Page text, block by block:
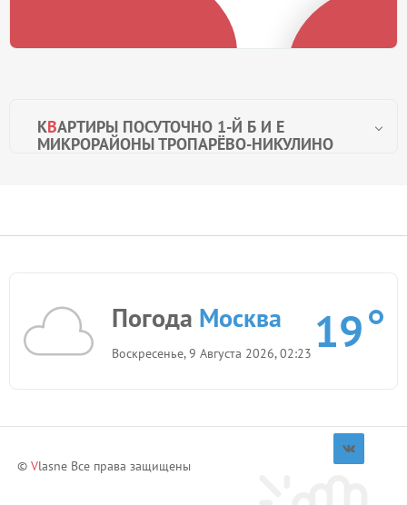
КВАРТИРЫ ПОСУТОЧНО 1-Й Б И Е
МИКРОРАЙОНЫ ТРОПАРЁВО-НИКУЛИНО
Погода Москва
Воскресенье, 9 Августа 2026, 02:23 19
© Vlasne Все права защищены